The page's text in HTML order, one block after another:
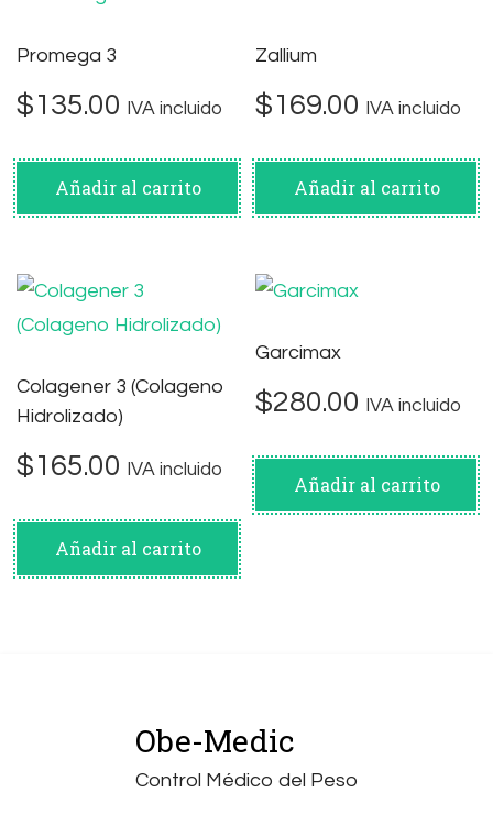
Promega 3
$135.00 IVA incluido
Añadir al carrito
Zallium
$169.00 IVA incluido
Añadir al carrito
Colagener 3 (Colageno
Hidrolizado)
$165.00 IVA incluido
Añadir al carrito
Garcimax
$280.00 IVA incluido
Añadir al carrito
Obe-Medic
Control Médico del Peso